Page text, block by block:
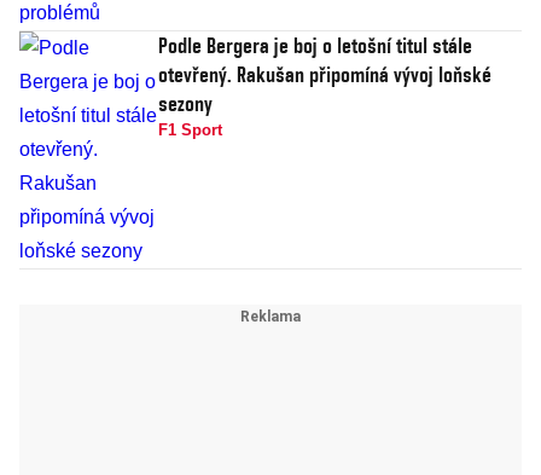
Podle Bergera je boj o letošní titul stále
otevřený. Rakušan připomíná vývoj loňské
sezony
F1 Sport